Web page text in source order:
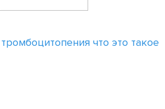
что это такое